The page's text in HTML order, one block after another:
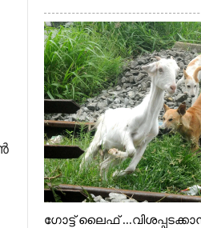
ഗോട്ട് ലൈഫ്